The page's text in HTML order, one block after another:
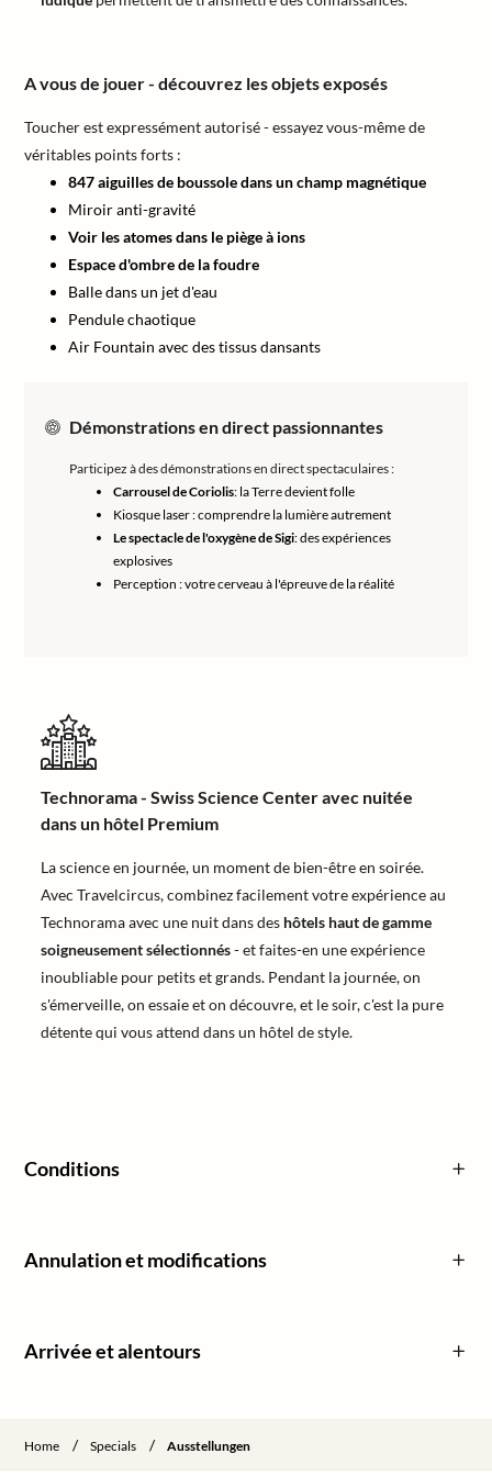
A vous de jouer - découvrez les objets exposés
Toucher est expressément autorisé - essayez vous-même de
véritables points forts :
847 aiguilles de boussole dans un champ magnétique
Miroir anti-gravité
Voir les atomes dans le piège à ions
Espace d'ombre de la foudre
Balle dans un jet d'eau
Pendule chaotique
Air Fountain avec des tissus dansants
Démonstrations en direct passionnantes
Participez à des démonstrations en direct spectaculaires :
Carrousel de Coriolis: la Terre devient folle
Kiosque laser : comprendre la lumière autrement
Le spectacle de l'oxygène de Sigi: des expériences
explosives
Perception : votre cerveau à l'épreuve de la réalité
Technorama - Swiss Science Center avec nuitée
dans un hôtel Premium
La science en journée, un moment de bien-être en soirée.
Avec Travelcircus, combinez facilement votre expérience au
Technorama avec une nuit dans des hôtels haut de gamme
soigneusement sélectionnés- et faites-en une expérience
inoubliable pour petits et grands. Pendant la journée, on
s'émerveille, on essaie et on découvre, et le soir, c'est la pure
détente qui vous attend dans un hôtel de style.
Conditions
Annulation et modifications
Arrivée et alentours
Home / Specials / Ausstellungen